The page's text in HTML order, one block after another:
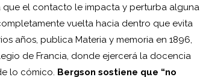
que el contacto le impacta y perturba alguna
vuelta hacia dentro que evita
años, publica Materia y memoria en 1896,
de Francia, donde ejercerá la docencia
lo cómico. Bergson sostiene que “no